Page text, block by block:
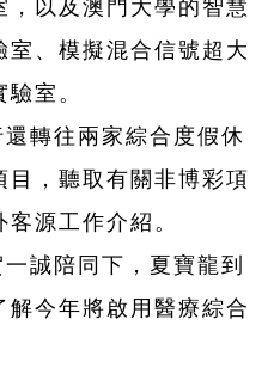
以及澳門大學的智慧
、模擬混合信號超大
室。
轉往兩家綜合度假休
目，聽取有關非博彩項
源工作介紹。
誠陪同下，夏寶龍到
今年將啟用醫療綜合